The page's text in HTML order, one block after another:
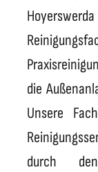
die
Unsere
durch